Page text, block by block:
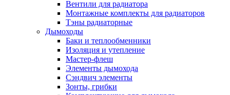
Вентили для радиатора
Монтажные комплекты для радиаторов
Тэны радиаторные
Дымоходы
Баки и теплообменники
Изоляция и утепление
Мастер-флеш
Элементы дымохода
Сэндвич элементы
Зонты, грибки